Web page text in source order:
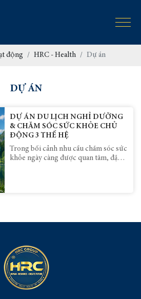
động HRC - Health Dự án
DỰ ÁN
DỰ ÁN DU LỊCH NGHỈ DƯỠNG
& CHĂM SÓC SỨC KHỎE CHỦ
ĐỘNG 3 THẾ HỆ
Trong bối cảnh nhu cầu chăm sóc sức
khỏe ngày càng được quan tâm, đặc
lịch nghỉ dưỡng kết hợp chăm sóc